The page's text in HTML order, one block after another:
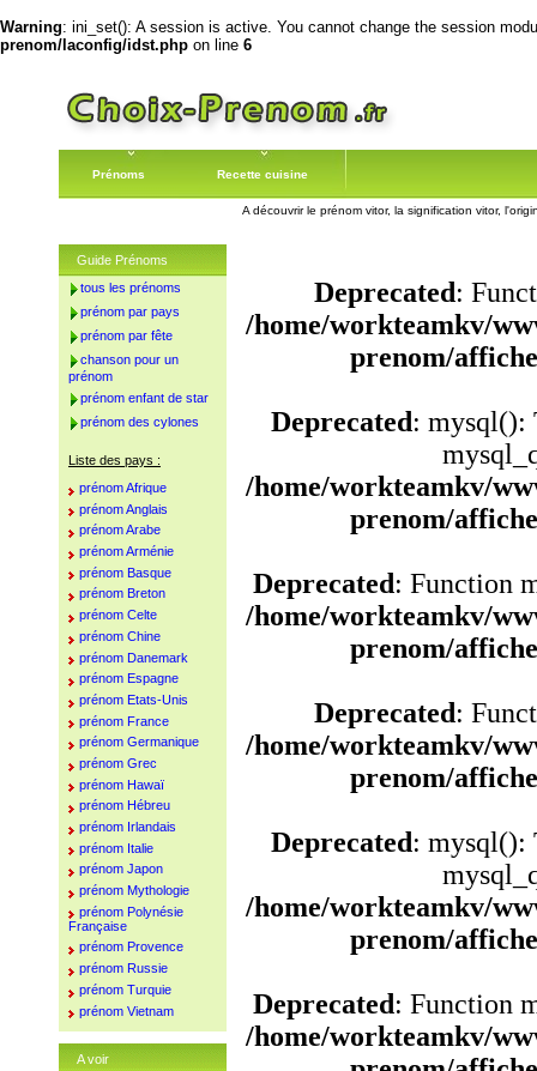
Warning: ini_set(): A session is active. You cannot change the session
prenom/laconfig/idst.php on line 6
Prénoms Recette cuisine
A découvrir le prénom vitor, la signification vitor,
Deprecated:
/home/workteamkv/
prenom/
Deprecated: mysql():
/home/workteamkv/
prenom/
Deprecated: Function
/home/workteamkv/
prenom/
Deprecated:
/home/workteamkv/
prenom/
Deprecated: mysql():
/home/workteamkv/
prenom/
Deprecated: Function
/home/workteamkv/
Guide Prénoms
tous les prénoms
prénom par pays
prénom par fête
chanson pour un
prénom
prénom enfant de star
prénom des cylones
Liste des pays :
prénom Afrique
prénom Anglais
prénom Arabe
prénom Arménie
prénom Basque
prénom Breton
prénom Celte
prénom Chine
prénom Danemark
prénom Espagne
prénom Etats-Unis
prénom France
prénom Germanique
prénom Grec
prénom Hawaï
prénom Hébreu
prénom Irlandais
prénom Italie
prénom Japon
prénom Mythologie
prénom Polynésie
Française
prénom Provence
prénom Russie
prénom Turquie
prénom Vietnam
A voir